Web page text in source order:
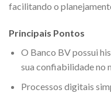
facilitando o
Principais Pontos
O Banco BV possui
sua confiabilidade no
Processos digitais